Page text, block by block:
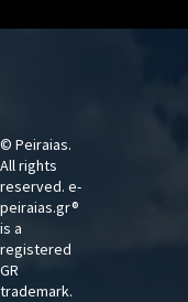
© Peiraias.
All rights
reserved. e-
peiraias.gr®
is a
registered
GR
trademark.